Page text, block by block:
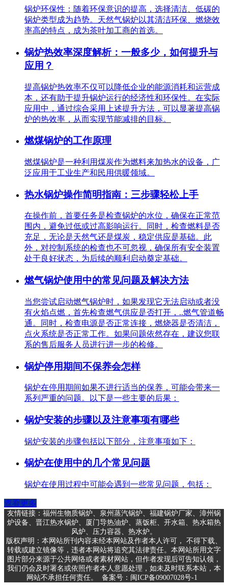
锅炉环保性：随着环保意识的提高，选择清洁、低碳的
锅炉类型成为趋势。天然气锅炉以其清洁环保、燃烧效
率高的特点，成为茶叶加工商的首选。
锅炉热效率深度解析：一般多少，如何提升与
应用？
提高锅炉热效率不仅可以降低企业的能源消耗和运营成
本，还有助于提升锅炉运行的经济性和环保性。在实际
应用中，通过综合采用上述提升方法，可以显著提高锅
炉的热效率，从而实现节能减排的目标。
燃煤锅炉的工作原理
燃煤锅炉是一种利用煤炭作为燃料来加热水的设备，广
泛应用于工业生产和民用供暖领域。
热水锅炉操作简明指南：三步骤轻松上手
在操作前，首要任务是检查锅炉的水位，确保在正常范
围内，避免过低或过高影响运行。同时，检查燃料是否
充足，无论是天然气还是煤炭，稳定供应是基础。此
外，对控制系统的检查也不可忽视，确保所有安全装置
处于良好状态，为后续的顺利启动奠定基础。
燃气锅炉使用中的常见问题及解决方法
当您尝试启动燃气锅炉时，如果发现它无法启动或者没
有火焰点燃，首先检查燃气供应是否打开，..燃气管道畅
通。同时，检查电源是否正常连接，燃烧器是否清洁，
点火系统是否正常工作。如果问题依然存在，建议您联
系的售后服务人员进行进一步的检修。
锅炉停用期间不保养会怎样
锅炉在停用期间如果不进行适当的保养，可能会带来一
系列严重的问题。以下是一些主要的后果：
锅炉安装的步骤以及注意事项有哪些
锅炉安装的步骤包括以下部分，注意事项如下：
锅炉在使用中的几个常见问题
锅炉在使用过程中可能会遇到一些常见问题，包括：
查看更多
友情链接： 福州生物质锅炉、 泉州蒸汽锅炉、 福建锅炉厂家、 漳州锅
炉设备、 晋江热水锅炉、 厦门导热油炉、 蒸饭柜、 开水箱、 热水箱热
风炉、 压力容器、 热水炉。
版权声明：本网站所刊内容未经本网站及作者本人许可， 不得下载、
转载或建立镜像等，违者本网站将追究其法律责任。本网站所用文字
图片部分来源于公共网络或者素材网站，但作者发现后可告知认领，
我们仍会及时署名或依照作者本人意愿处理，如未及时联系本站，本
网站不承担任何责任。
备案号： 闽ICP备09007028号-1